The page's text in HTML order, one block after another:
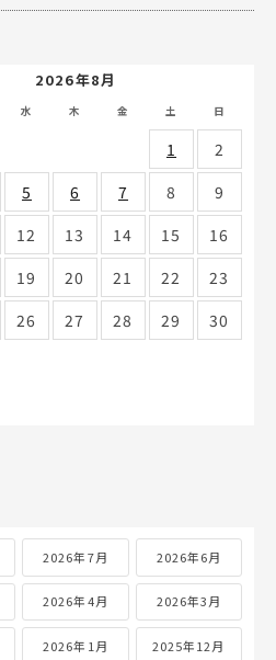
2026年8月
水 木 金 土 日
1
2
5 6 7 8
9
12 13 14 15
16
19 20 21 22
23
26 27 28 29
30
2026年7月 2026年6月
2026年4月 2026年3月
2026年1月 2025年12月